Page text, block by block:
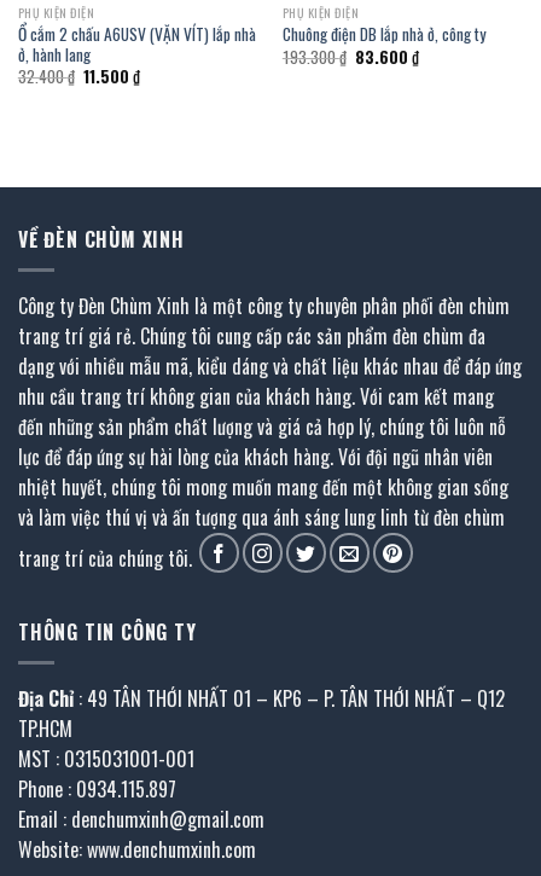
PHỤ KIỆN ĐIỆN
Ổ cắm 2 chấu A6USV (VẶN VÍT) lắp nhà
ở, hành lang
32.400₫ Giá
gốc
11.500 ₫Giá
hiện
PHỤ KIỆN ĐIỆN
Chuông điện DB lắp nhà ở, công ty
193.300₫ Giá
gốc
83.600 ₫Giá
hiện
VỀ ĐÈN CHÙM XINH
Công ty Đèn Chùm Xinh là một công ty chuyên phân phối đèn chùm
trang trí giá rẻ. Chúng tôi cung cấp các sản phẩm đèn chùm đa
dạng với nhiều mẫu mã, kiểu dáng và chất liệu khác nhau để đáp ứng
nhu cầu trang trí không gian của khách hàng. Với cam kết mang
đến những sản phẩm chất lượng và giá cả hợp lý, chúng tôi luôn nỗ
lực để đáp ứng sự hài lòng của khách hàng. Với đội ngũ nhân viên
nhiệt huyết, chúng tôi mong muốn mang đến một không gian sống
và làm việc thú vị và ấn tượng qua ánh sáng lung linh từ đèn chùm
trang trí của chúng tôi.
THÔNG TIN CÔNG TY
Địa Chỉ : 49 TÂN THỚI NHẤT 01 – KP6 – P. TÂN THỚI NHẤT – Q12
TP.HCM
MST : 0315031001-001
Phone : 0934.115.897
Email : denchumxinh@gmail.com
Website: www.denchumxinh.com